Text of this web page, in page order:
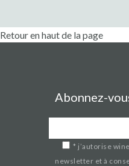
Retour en haut de la page
Abonnez-
* j’autorise
newsletter et à